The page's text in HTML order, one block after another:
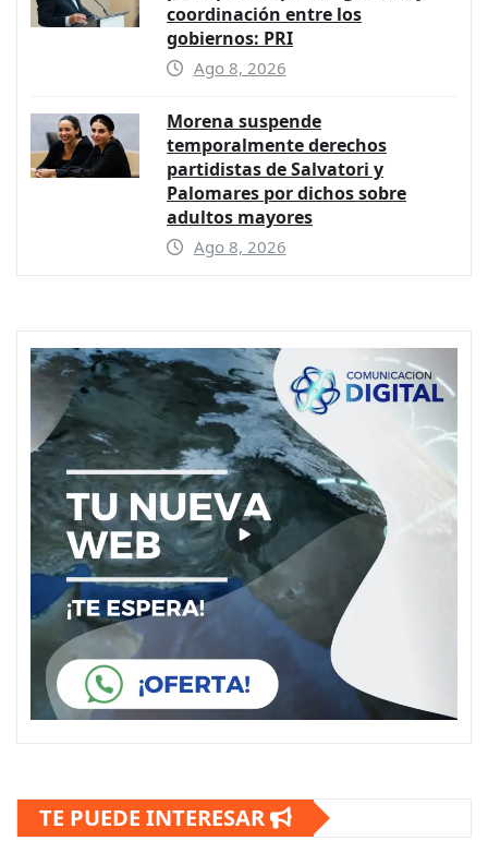
coordinación entre los
gobiernos: PRI
Ago 8, 2026
Morena suspende
temporalmente derechos
partidistas de Salvatori y
Palomares por dichos sobre
adultos mayores
Ago 8, 2026
TE PUEDE INTERESAR